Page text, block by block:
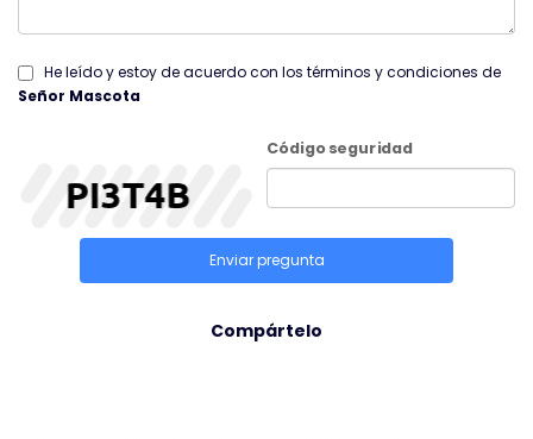
He leído y estoy de acuerdo con los términos y condiciones de
Señor Mascota
Código seguridad
Enviar pregunta
Compártelo